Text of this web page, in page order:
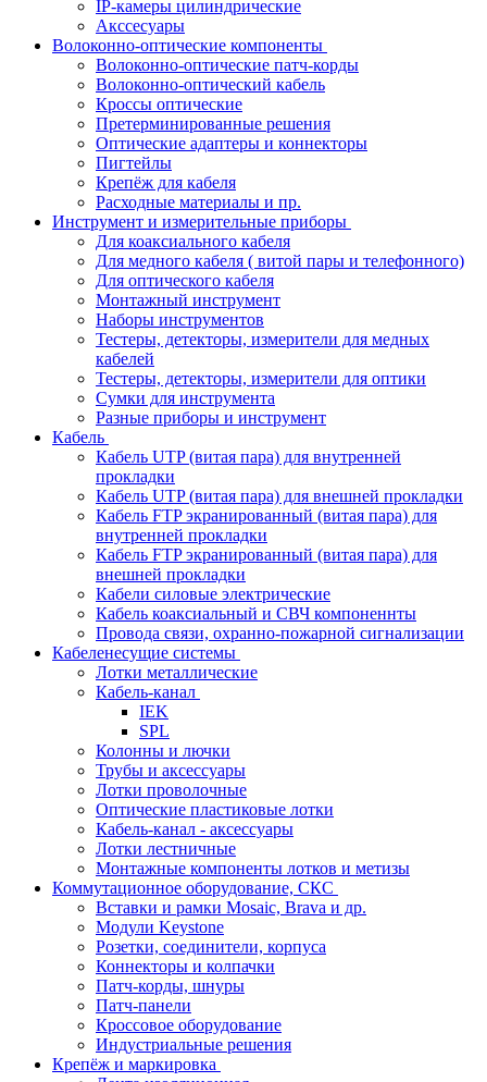
IP-камеры цилиндрические
Акссесуары
Волоконно-оптические компоненты
Волоконно-оптические патч-корды
Волоконно-оптический кабель
Кроссы оптические
Претерминированные решения
Оптические адаптеры и коннекторы
Пигтейлы
Крепёж для кабеля
Расходные материалы и пр.
Инструмент и измерительные приборы
Для коаксиального кабеля
Для медного кабеля ( витой пары и телефонного)
Для оптического кабеля
Монтажный инструмент
Наборы инструментов
Тестеры, детекторы, измерители для медных
кабелей
Тестеры, детекторы, измерители для оптики
Сумки для инструмента
Разные приборы и инструмент
Кабель
Кабель UTP (витая пара) для внутренней
прокладки
Кабель UTP (витая пара) для внешней прокладки
Кабель FTP экранированный (витая пара) для
внутренней прокладки
Кабель FTP экранированный (витая пара) для
внешней прокладки
Кабели силовые электрические
Кабель коаксиальный и СВЧ компоненнты
Провода связи, охранно-пожарной сигнализации
Кабеленесущие системы
Лотки металлические
Кабель-канал
IEK
SPL
Колонны и лючки
Трубы и аксессуары
Лотки проволочные
Оптические пластиковые лотки
Кабель-канал - аксессуары
Лотки лестничные
Монтажные компоненты лотков и метизы
Коммутационное оборудование, СКС
Вставки и рамки Mosaic, Brava и др.
Модули Keystone
Розетки, соединители, корпуса
Коннекторы и колпачки
Патч-корды, шнуры
Патч-панели
Кроссовое оборудование
Индустриальные решения
Крепёж и маркировка